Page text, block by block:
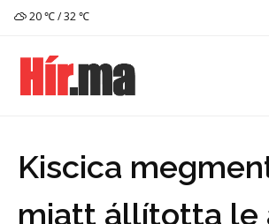
20 ℃ / 32 ℃
Kiscica
miatt állította le